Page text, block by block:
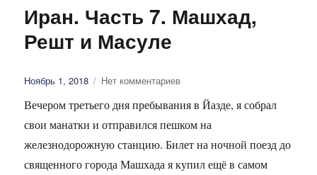
Иран. Часть 7. Машхад,
Решт и Масуле
Опубликовано
Ноябрь 1, 2018 Нет комментариев
Вечером третьего дня пребывания в Йазде, я собрал
свои манатки и отправился пешком на
железнодорожную станцию. Билет на ночной поезд до
священного города Машхада я купил ещё в самом